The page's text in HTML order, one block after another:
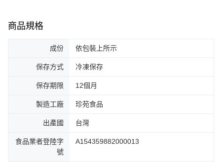
商品規格
成份 依包裝上所示
保存方式 冷凍保存
保存期限 12個月
製造工廠 珍苑食品
出產國 台灣
食品業者登陸字
號
A154359882000013